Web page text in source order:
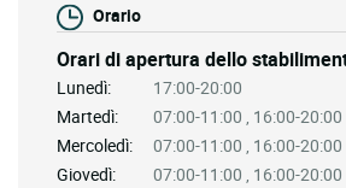
Orario
Orari di apertura dello
Lunedì:
17:00-20:00
Martedì:
07:00-11:00 , 16:00-20:00
Mercoledì:
07:00-11:00 , 16:00-20:00
Giovedì:
07:00-11:00 , 16:00-20:00